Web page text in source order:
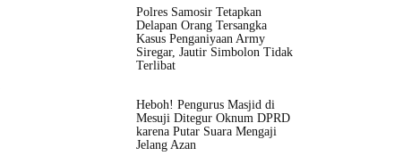
Polres Samosir Tetapkan
Delapan Orang Tersangka
Kasus Penganiyaan Army
Siregar, Jautir Simbolon Tidak
Terlibat
Heboh! Pengurus Masjid di
Mesuji Ditegur Oknum DPRD
karena Putar Suara Mengaji
Jelang Azan